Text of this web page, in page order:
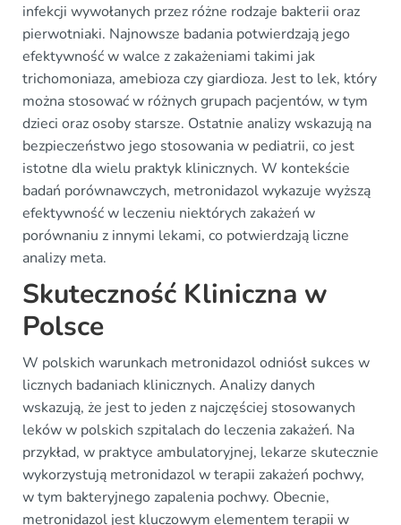
infekcji wywołanych przez różne rodzaje bakterii oraz
pierwotniaki. Najnowsze badania potwierdzają jego
efektywność w walce z zakażeniami takimi jak
trichomoniaza, amebioza czy giardioza. Jest to lek, który
można stosować w różnych grupach pacjentów, w tym
dzieci oraz osoby starsze. Ostatnie analizy wskazują na
bezpieczeństwo jego stosowania w pediatrii, co jest
istotne dla wielu praktyk klinicznych. W kontekście
badań porównawczych, metronidazol wykazuje wyższą
efektywność w leczeniu niektórych zakażeń w
porównaniu z innymi lekami, co potwierdzają liczne
analizy meta.
Skuteczność Kliniczna w
Polsce
W polskich warunkach metronidazol odniósł sukces w
licznych badaniach klinicznych. Analizy danych
wskazują, że jest to jeden z najczęściej stosowanych
leków w polskich szpitalach do leczenia zakażeń. Na
przykład, w praktyce ambulatoryjnej, lekarze skutecznie
wykorzystują metronidazol w terapii zakażeń pochwy,
w tym bakteryjnego zapalenia pochwy. Obecnie,
metronidazol jest kluczowym elementem terapii w